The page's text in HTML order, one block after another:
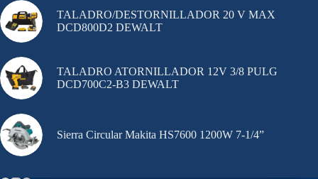
TALADRO/DESTORNILLADOR 20 V MAX
DCD800D2 DEWALT
TALADRO ATORNILLADOR 12V 3/8 PULG
DCD700C2-B3 DEWALT
Sierra Circular Makita HS7600 1200W 7-1/4”